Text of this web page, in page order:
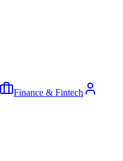
Finance & Fintech